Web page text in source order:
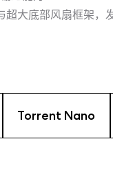
超大底部风扇框架，
Torrent Nano